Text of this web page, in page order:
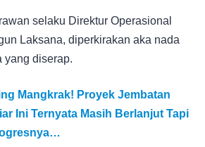
selaku Direktur Operasional
Laksana, diperkirakan aka nada
yang diserap.
Mangkrak! Proyek Jembatan
Ini Ternyata Masih Berlanjut Tapi